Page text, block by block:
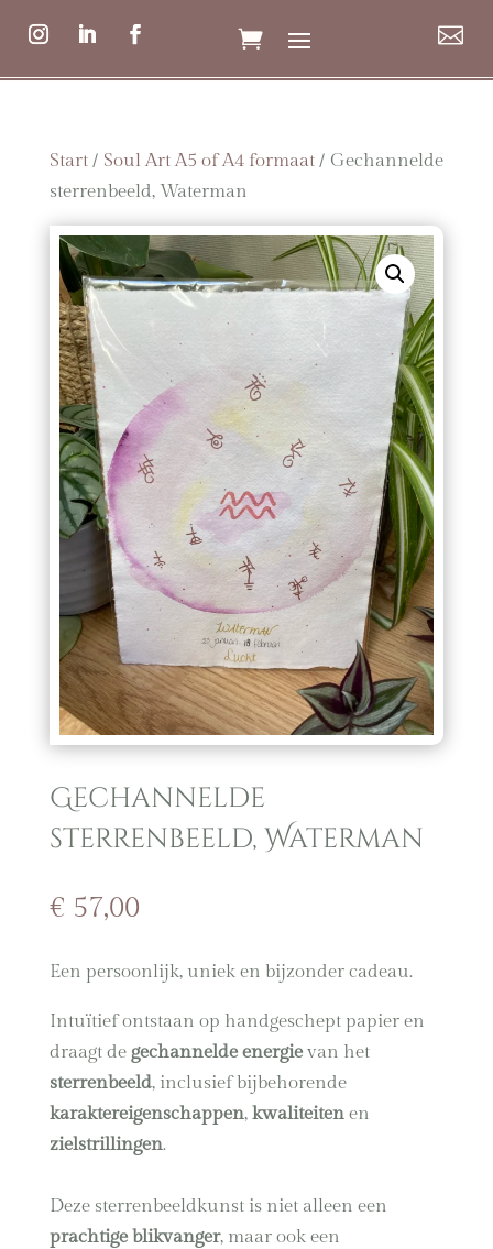

Start/ Soul Art A5 of A4 formaat/ Gechannelde
sterrenbeeld, Waterman
Gechannelde
sterrenbeeld, Waterman
€ 57,00
Een persoonlijk, uniek en bijzonder cadeau.
Intuïtief ontstaan op handgeschept papier en
draagt de gechannelde energievan het
sterrenbeeld, inclusief bijbehorende
karaktereigenschappen,kwaliteitenen
zielstrillingen.
Deze sterrenbeeldkunst is niet alleen een
prachtige blikvanger, maar ook een